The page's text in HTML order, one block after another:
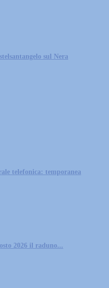
sul Nera
telefonica: temporanea
2026 il raduno...